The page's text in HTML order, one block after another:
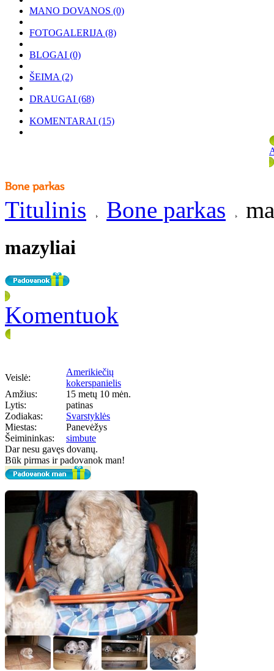
MANO DOVANOS (0)
FOTOGALERIJA (8)
BLOGAI (0)
ŠEIMA (2)
DRAUGAI (68)
KOMENTARAI (15)
Titulinis Bone parkas
mazyliai
Komentuok
Veislė:
Amerikiečių
kokerspanielis
Amžius:
15 metų 10 mėn.
Lytis:
patinas
Zodiakas:
Svarstyklės
Miestas:
Panevėžys
Šeimininkas:
simbute
Dar nesu gavęs dovanų.
Būk pirmas ir padovanok man!